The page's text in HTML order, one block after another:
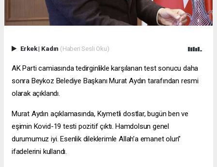
Erkek| Kadın (Haberi Sesli Oku)
AK Parti camiasında tedirginlikle karşılanan test sonucu daha
sonra Beykoz Belediye Başkanı Murat Aydın tarafından resmi
olarak açıklandı.
Murat Aydın açıklamasında, Kıymetli dostlar, bugün ben ve
eşimin Kovid-19 testi pozitif çıktı. Hamdolsun genel
durumumuz iyi. Esenlik dileklerimle Allah’a emanet olun”
ifadelerini kullandı.